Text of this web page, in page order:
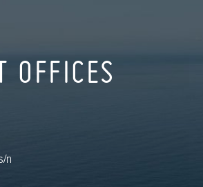
OFFICES
n